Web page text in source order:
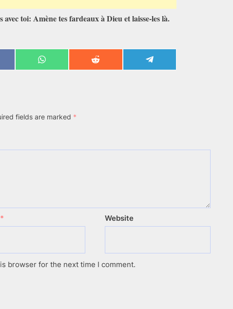
toi: Amène tes fardeaux à Dieu et laisse-les là.
Share
on
Share
on
Share
on
fields are marked *
* Website
browser for the next time I comment.